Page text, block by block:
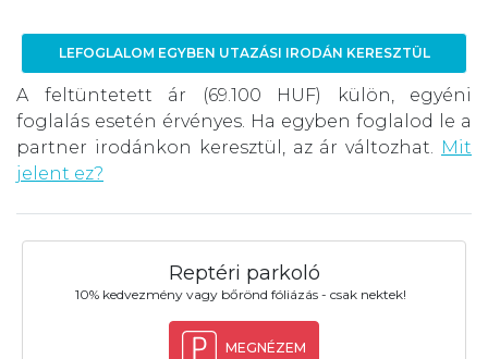
LEFOGLALOM EGYBEN UTAZÁSI IRODÁN KERESZTÜL
A feltüntetett ár (69.100 HUF) külön, egyéni
foglalás esetén érvényes. Ha egyben foglalod le a
partner irodánkon keresztül, az ár változhat.
Mit
jelent ez?
Reptéri parkoló
10% kedvezmény vagy bőrönd fóliázás - csak nektek!
MEGNÉZEM